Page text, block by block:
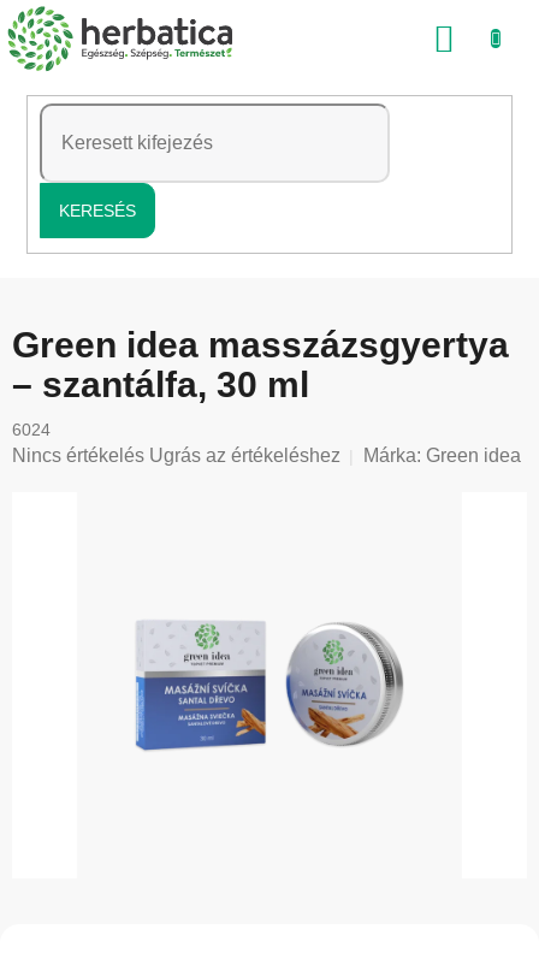
Ugrás
a
tartalomhoz
KERESÉS
Green idea masszázsgyertya
– szantálfa, 30 ml
6024
A
Nincs értékelés Ugrás az értékeléshez Márka: Green idea